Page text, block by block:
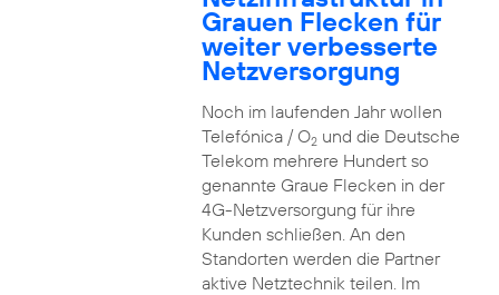
Grauen Flecken für
weiter verbesserte
Netzversorgung
Noch im laufenden Jahr wollen
Telefónica / O2und die Deutsche
Telekom mehrere Hundert so
genannte Graue Flecken in der
4G-Netzversorgung für ihre
Kunden schließen. An den
Standorten werden die Partner
aktive Netztechnik teilen. Im